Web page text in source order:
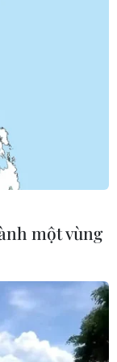
một vùng